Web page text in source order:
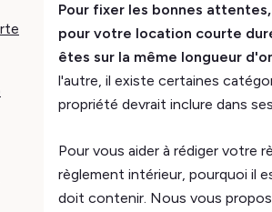
Pour fixer les bonnes
pour votre location courte
êtes sur la même longueur
l'autre, il existe certaines
propriété devrait inclure dans
Pour vous aider à rédiger votre
règlement intérieur, pourquoi il
doit contenir. Nous vous